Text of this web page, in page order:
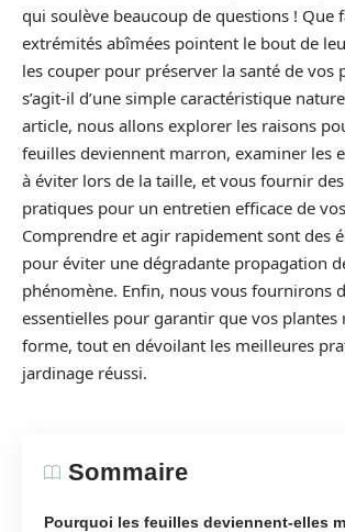
qui soulève beaucoup de questions ! Que
extrémités abîmées pointent le bout de
les couper pour préserver la santé de vos
s’agit-il d’une simple caractéristique
article, nous allons explorer les raisons
feuilles deviennent marron, examiner les
à éviter lors de la taille, et vous fournir
pratiques pour un entretien efficace de
Comprendre et agir rapidement sont des
pour éviter une dégradante propagation
phénomène. Enfin, nous vous fournirons
essentielles pour garantir que vos plantes
forme, tout en dévoilant les meilleures
jardinage réussi.
Sommaire
Pourquoi les feuilles deviennent-elles